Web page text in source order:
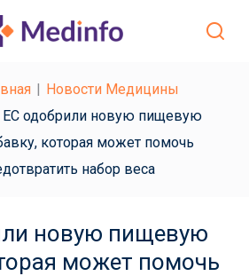
Новости Медицины
ЕС одобрили новую пищевую
которая может помочь
набор веса
новую пищевую
может помочь